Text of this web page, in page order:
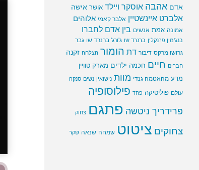
אדם אהבה אוסקר ויילד אושר אישה
אלברט איינשטיין אלבר קאמי אלוהים
אמונה אמת אנשים בין אדם לחברו
בנג'מין פרנקלין ברנרד שו ג'ורג' ברנרד שו גבר
גרושו מרקס דיבור דת הומור הצלחה זקנה
חברים חיים חכמה ילדים מארק טוויין
מדע מהאטמה גנדי מוות נישואין נשים סנקה
עולם פוליטיקה פחד פילוסופיה
פרידריך ניטשה פתגם צחוק
צחוקים ציטוט שמחה שנאה שקר